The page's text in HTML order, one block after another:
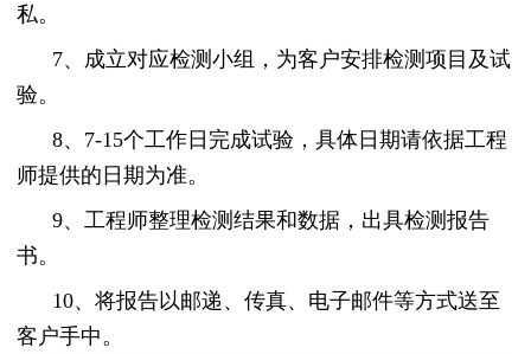
私。
7、成立对应检测小组，为客户安排检测项目及试
验。
8、7-15个工作日完成试验，具体日期请依据工程
师提供的日期为准。
9、工程师整理检测结果和数据，出具检测报告
书。
10、将报告以邮递、传真、电子邮件等方式送至
客户手中。